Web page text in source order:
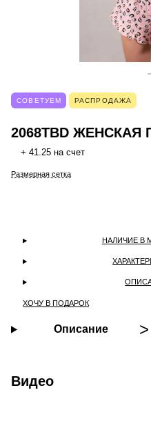
СОВЕТУЕМ РАСПРОДАЖА
2068TBD
+ 41.25 на счет
Размерная сетка
НАЛИЧИЕ В
ХОЧУ В ПОДАРОК
Описание
Видео